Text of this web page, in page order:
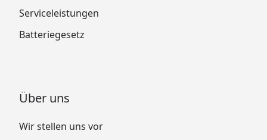
Serviceleistungen
Batteriegesetz
Über uns
Wir stellen uns vor